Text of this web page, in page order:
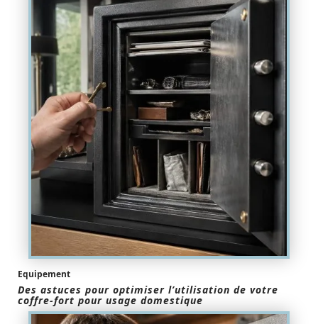
Equipement
Des astuces pour optimiser l’utilisation de votre
coffre-fort pour usage domestique